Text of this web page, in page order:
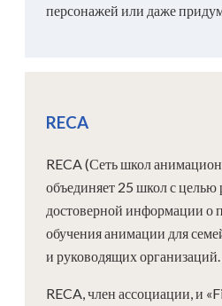
персонажей или даже
RECA
RECA (Сеть школ
объединяет 25 школ с целью
достоверной информации о
обучения анимации для
и руководящих организаций.
RECA, член ассоциации, и